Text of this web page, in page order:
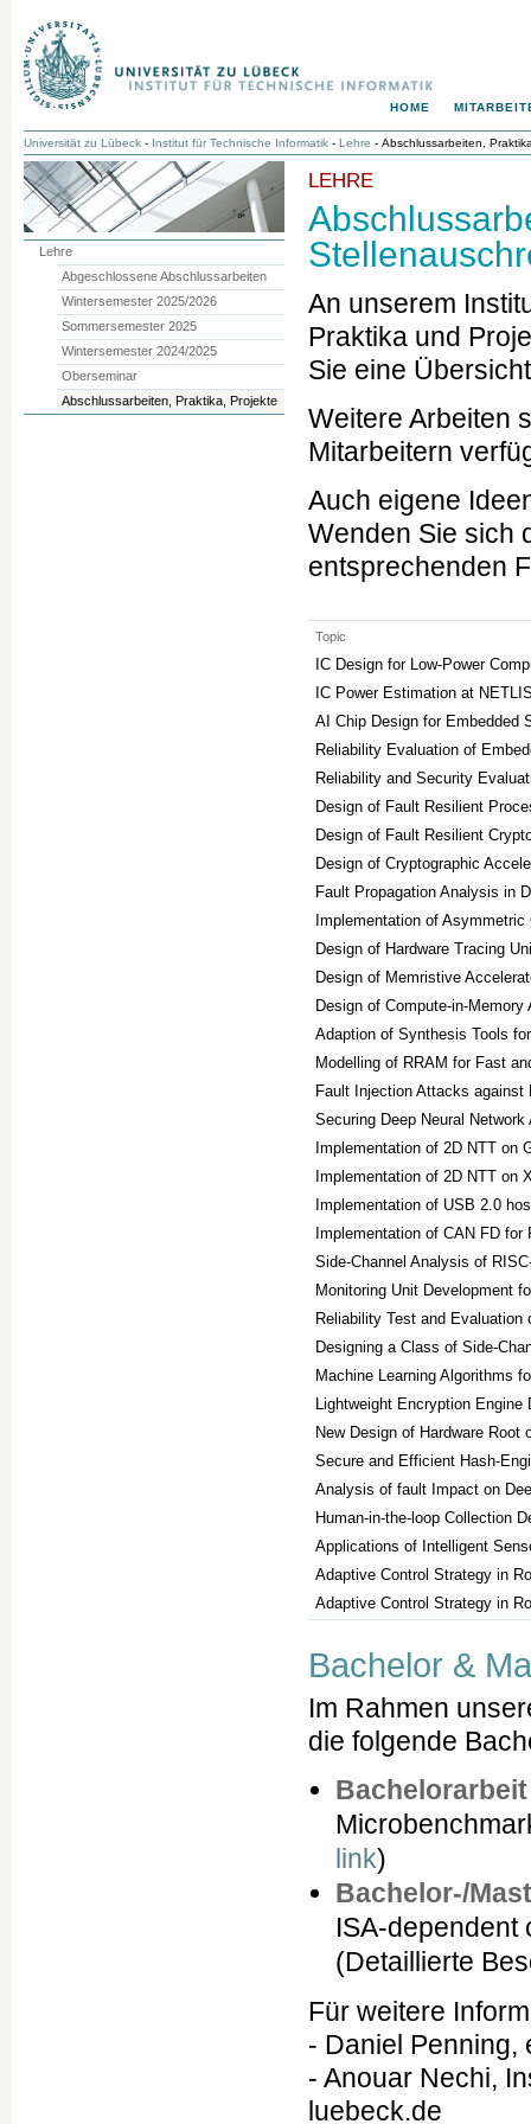
HOME
Universität zu Lübeck - Institut für Technische Informatik - Lehre - Abschlussarbeiten,
LEHRE
An unserem
Praktika und
Sie eine
Weitere Arbeiten
Mitarbeitern
Auch eigene
Wenden Sie sich
entsprechenden
Topic
IC Design for Low-Power
IC Power Estimation at
AI Chip Design for Embedded
Reliability Evaluation of
Reliability and Security
Design of Fault Resilient
Design of Fault Resilient
Design of Cryptographic
Fault Propagation Analysis in
Implementation of Asymmetric
Design of Hardware Tracing
Design of Memristive
Design of Compute-in-Memory
Adaption of Synthesis Tools
Modelling of RRAM for Fast
Fault Injection Attacks against
Securing Deep Neural
Implementation of 2D NTT on
Implementation of 2D NTT on
Implementation of USB 2.0
Implementation of CAN FD for
Side-Channel Analysis of
Monitoring Unit Development
Reliability Test and
Designing a Class of Side-
Machine Learning Algorithms
Lightweight Encryption Engine
New Design of Hardware
Secure and Efficient Hash-
Analysis of fault Impact on
Human-in-the-loop Collection
Applications of Intelligent
Adaptive Control Strategy in
Adaptive Control Strategy in
Bachelor &
Im Rahmen
die folgende
Bachelorarbeit
link)
Bachelor-/
ISA-dependent
(Detaillierte
Für weitere
- Daniel Penning,
- Anouar Nechi,
luebeck.de
Lehre
Abgeschlossene Abschlussarbeiten
Wintersemester 2025/2026
Sommersemester 2025
Wintersemester 2024/2025
Oberseminar
Abschlussarbeiten, Praktika, Projekte